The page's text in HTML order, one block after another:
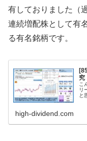
有しておりました（
連続増配株として有
る有名銘柄です。
究
こ
リ
と
high-dividend.com